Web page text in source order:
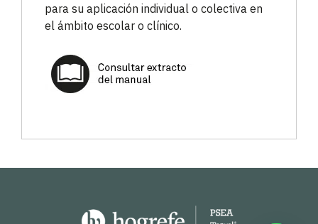
para su aplicación individual o colectiva en
el ámbito escolar o clínico.